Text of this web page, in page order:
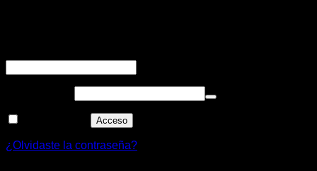
Acceso
¿Olvidaste la contraseña?